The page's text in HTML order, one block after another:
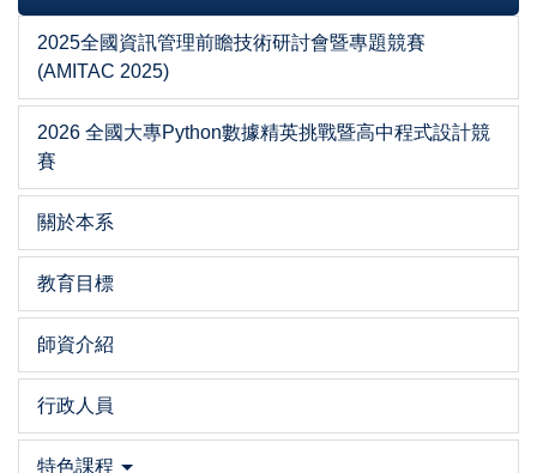
2025全國資訊管理前瞻技術研討會暨專題競賽
(AMITAC 2025)
2026 全國大專Python數據精英挑戰暨高中程式設計競
賽
關於本系
教育目標
師資介紹
行政人員
特色課程